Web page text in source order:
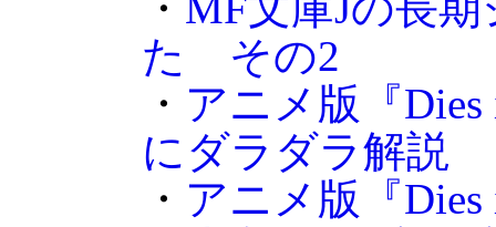
た その2
・ アニメ版『
にダラダラ解説
・ アニメ版『